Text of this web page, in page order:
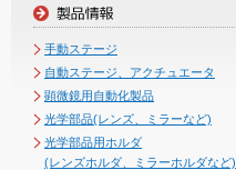
手動ステージ
自動ステージ、アクチュエータ
顕微鏡用自動化製品
光学部品(レンズ、ミラーなど)
光学部品用ホルダ
(レンズホルダ、ミラーホルダなど)